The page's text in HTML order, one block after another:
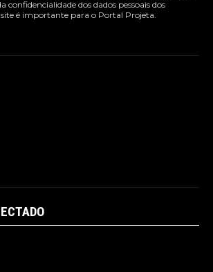
confidencialidade dos dados pessoais dos
é importante para o Portal Projeta.